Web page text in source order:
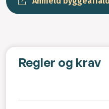
Regler og krav